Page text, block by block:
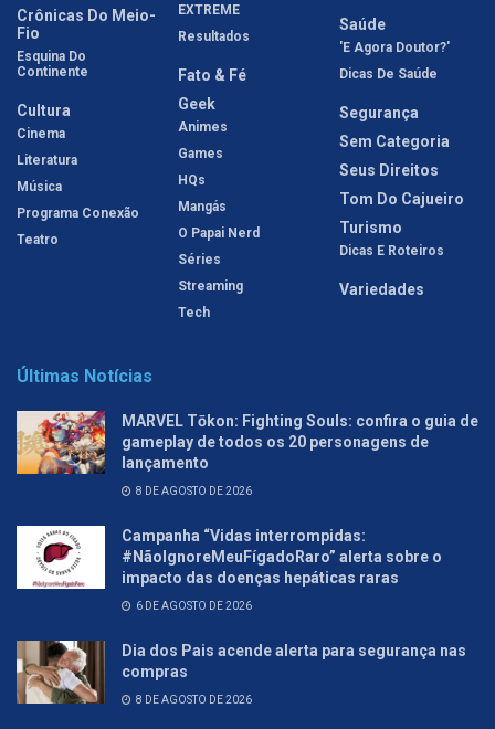
Crônicas Do Meio-
Fio
Esquina Do
Continente
Cultura
Cinema
Literatura
Música
Programa Conexão
Teatro
EXTREME
Resultados
Fato & Fé
Geek
Animes
Games
HQs
Mangás
O Papai Nerd
Séries
Streaming
Tech
Saúde
'E Agora Doutor?'
Dicas De Saúde
Segurança
Sem Categoria
Seus Direitos
Tom Do Cajueiro
Turismo
Dicas E Roteiros
Variedades
Últimas Notícias
MARVEL Tōkon: Fighting Souls: confira o guia de
gameplay de todos os 20 personagens de
lançamento
8 DE AGOSTO DE 2026
Campanha “Vidas interrompidas:
#NãoIgnoreMeuFígadoRaro” alerta sobre o
impacto das doenças hepáticas raras
6 DE AGOSTO DE 2026
Dia dos Pais acende alerta para segurança nas
compras
8 DE AGOSTO DE 2026